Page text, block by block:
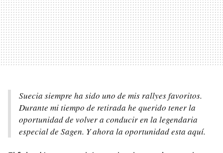
Suecia siempre ha sido uno de mis rallyes favoritos.
Durante mi tiempo de retirada he querido tener la
oportunidad de volver a conducir en la legendaria
especial de Sagen. Y ahora la oportunidad esta aquí.